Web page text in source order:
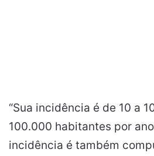
“Sua incidência é de 10 a
100.000 habitantes por
incidência é também